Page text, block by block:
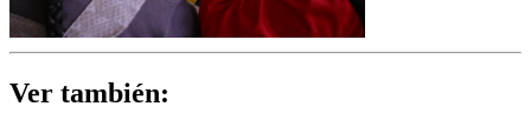
Ver también: